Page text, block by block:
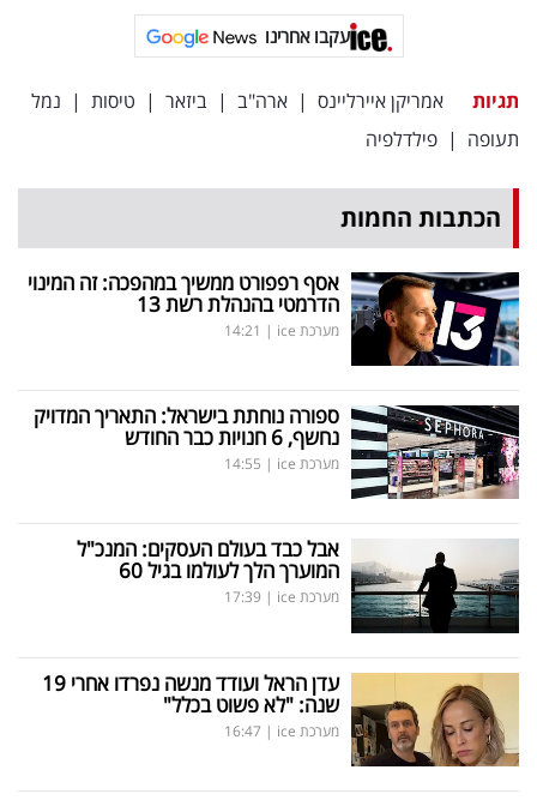
עקבו
אחרינו:
עקבו אחרינו
תגיות אמריקן איירליינס | ארה"ב | ביזאר | טיסות | נמל
תעופה | פילדלפיה
הכתבות החמות
אסף רפפורט ממשיך במהפכה: זה המינוי
הדרמטי בהנהלת רשת 13
מערכת ice |
14:21
ספורה נוחתת בישראל: התאריך המדויק
נחשף, 6 חנויות כבר החודש
מערכת ice |
14:55
אבל כבד בעולם העסקים: המנכ"ל
המוערך הלך לעולמו בגיל 60
מערכת ice |
17:39
עדן הראל ועודד מנשה נפרדו אחרי 19
שנה: "לא פשוט בכלל"
מערכת ice |
16:47